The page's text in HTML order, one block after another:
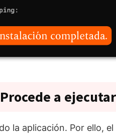
a
la aplicación. Por ello,